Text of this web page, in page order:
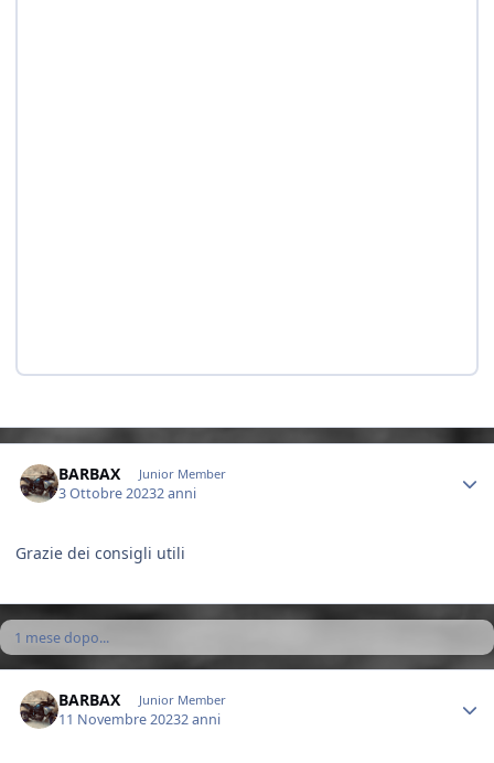
BARBAX Junior Member
3 Ottobre 20232 anni
Grazie dei consigli utili
1 mese dopo...
BARBAX Junior Member
11 Novembre 20232 anni